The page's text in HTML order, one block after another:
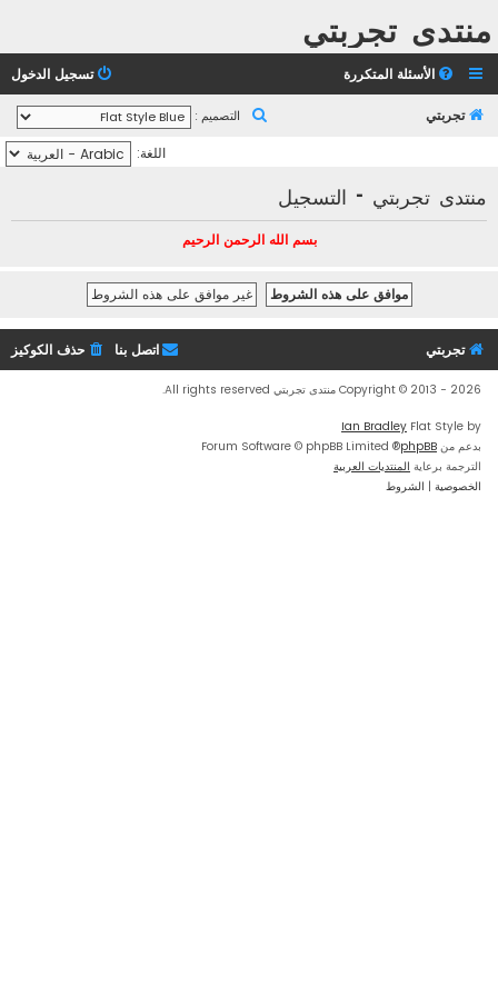
منتدى تجربتي
الأسئلة المتكررة تسجيل الدخول
تجربتي التصميم :
اللغة:
منتدى تجربتي - التسجيل
بسم الله الرحمن الرحيم
تجربتي حذف الكوكيز اتصل بنا
Copyright © 2013 - 2026 منتدى تجربتي All rights reserved.
Flat Style by
Ian Bradley
بدعم من phpBB
® Forum Software © phpBB Limited
الترجمة برعاية المنتديات العربية
الخصوصية | الشروط